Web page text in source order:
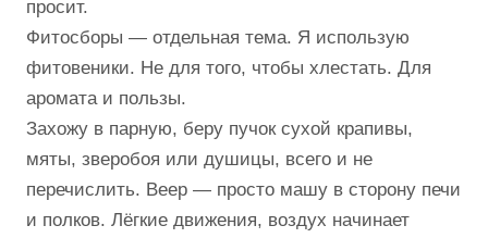
просит.
Фитосборы — отдельная тема. Я использую
фитовеники. Не для того, чтобы хлестать. Для
аромата и пользы.
Захожу в парную, беру пучок сухой крапивы,
мяты, зверобоя или душицы, всего и не
перечислить. Веер — просто машу в сторону печи
и полков. Лёгкие движения, воздух начинает